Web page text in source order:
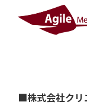
■株式会社クリ